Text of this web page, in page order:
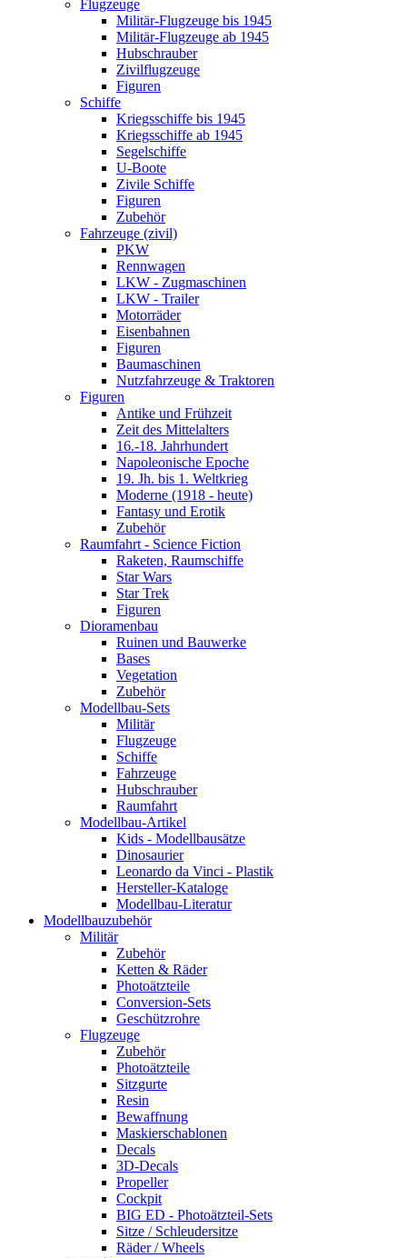
Flugzeuge
Militär-Flugzeuge bis 1945
Militär-Flugzeuge ab 1945
Hubschrauber
Zivilflugzeuge
Figuren
Schiffe
Kriegsschiffe bis 1945
Kriegsschiffe ab 1945
Segelschiffe
U-Boote
Zivile Schiffe
Figuren
Zubehör
Fahrzeuge (zivil)
PKW
Rennwagen
LKW - Zugmaschinen
LKW - Trailer
Motorräder
Eisenbahnen
Figuren
Baumaschinen
Nutzfahrzeuge & Traktoren
Figuren
Antike und Frühzeit
Zeit des Mittelalters
16.-18. Jahrhundert
Napoleonische Epoche
19. Jh. bis 1. Weltkrieg
Moderne (1918 - heute)
Fantasy und Erotik
Zubehör
Raumfahrt - Science Fiction
Raketen, Raumschiffe
Star Wars
Star Trek
Figuren
Dioramenbau
Ruinen und Bauwerke
Bases
Vegetation
Zubehör
Modellbau-Sets
Militär
Flugzeuge
Schiffe
Fahrzeuge
Hubschrauber
Raumfahrt
Modellbau-Artikel
Kids - Modellbausätze
Dinosaurier
Leonardo da Vinci - Plastik
Hersteller-Kataloge
Modellbau-Literatur
Modellbauzubehör
Militär
Zubehör
Ketten & Räder
Photoätzteile
Conversion-Sets
Geschützrohre
Flugzeuge
Zubehör
Photoätzteile
Sitzgurte
Resin
Bewaffnung
Maskierschablonen
Decals
3D-Decals
Propeller
Cockpit
BIG ED - Photoätzteil-Sets
Sitze / Schleudersitze
Räder / Wheels